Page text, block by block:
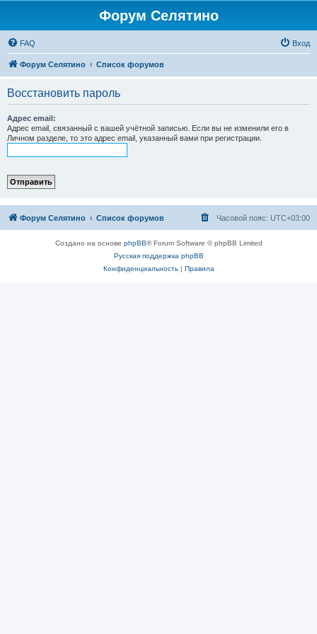
Форум Селятино
FAQ Вход
Форум Селятино Список форумов
Восстановить пароль
Адрес email:
Адрес email, связанный с вашей учётной записью. Если вы не изменили его в
Личном разделе, то это адрес email, указанный вами при регистрации.
Форум Селятино Список форумов Часовой пояс: UTC+03:00
Создано на основе phpBB® Forum Software © phpBB Limited
Русская поддержка phpBB
Конфиденциальность| Правила